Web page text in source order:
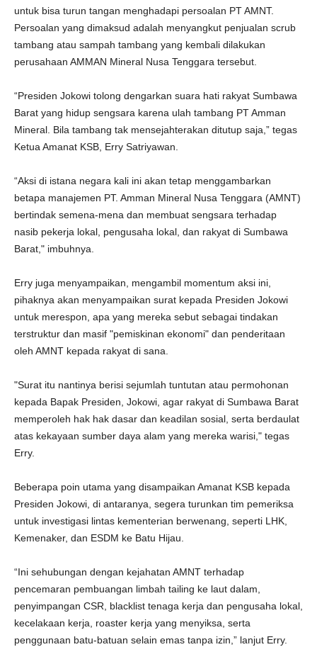
untuk bisa turun tangan menghadapi persoalan PT AMNT.
Persoalan yang dimaksud adalah menyangkut penjualan scrub
tambang atau sampah tambang yang kembali dilakukan
perusahaan AMMAN Mineral Nusa Tenggara tersebut.
“Presiden Jokowi tolong dengarkan suara hati rakyat Sumbawa
Barat yang hidup sengsara karena ulah tambang PT Amman
Mineral. Bila tambang tak mensejahterakan ditutup saja,” tegas
Ketua Amanat KSB, Erry Satriyawan.
“Aksi di istana negara kali ini akan tetap menggambarkan
betapa manajemen PT. Amman Mineral Nusa Tenggara (AMNT)
bertindak semena-mena dan membuat sengsara terhadap
nasib pekerja lokal, pengusaha lokal, dan rakyat di Sumbawa
Barat," imbuhnya.
Erry juga menyampaikan, mengambil momentum aksi ini,
pihaknya akan menyampaikan surat kepada Presiden Jokowi
untuk merespon, apa yang mereka sebut sebagai tindakan
terstruktur dan masif "pemiskinan ekonomi" dan penderitaan
oleh AMNT kepada rakyat di sana.
"Surat itu nantinya berisi sejumlah tuntutan atau permohonan
kepada Bapak Presiden, Jokowi, agar rakyat di Sumbawa Barat
memperoleh hak hak dasar dan keadilan sosial, serta berdaulat
atas kekayaan sumber daya alam yang mereka warisi," tegas
Erry.
Beberapa poin utama yang disampaikan Amanat KSB kepada
Presiden Jokowi, di antaranya, segera turunkan tim pemeriksa
untuk investigasi lintas kementerian berwenang, seperti LHK,
Kemenaker, dan ESDM ke Batu Hijau.
“Ini sehubungan dengan kejahatan AMNT terhadap
pencemaran pembuangan limbah tailing ke laut dalam,
penyimpangan CSR, blacklist tenaga kerja dan pengusaha lokal,
kecelakaan kerja, roaster kerja yang menyiksa, serta
penggunaan batu-batuan selain emas tanpa izin,” lanjut Erry.